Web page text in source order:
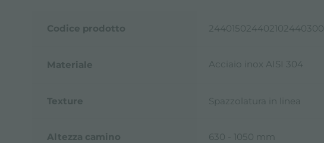
Codice prodotto 244015024402102440300
Materiale Acciaio inox AISI 304
Texture Spazzolatura in linea
Altezza camino 630 - 1050 mm